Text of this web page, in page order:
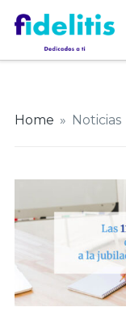
Home » Noticias